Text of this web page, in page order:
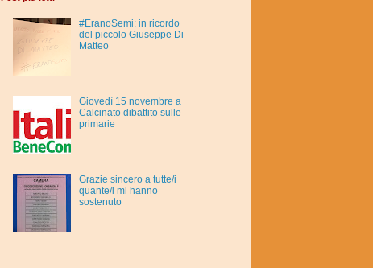
#EranoSemi: in ricordo
del piccolo Giuseppe Di
Matteo
Giovedì 15 novembre a
Calcinato dibattito sulle
primarie
Grazie sincero a tutte/i
quante/i mi hanno
sostenuto